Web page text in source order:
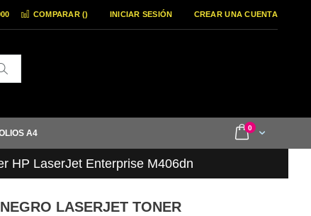
COMPARAR () INICIAR SESIÓN CREAR UNA CUENTA
Cart
0items
A4
HP LaserJet Enterprise M406dn
LASERJET TONER